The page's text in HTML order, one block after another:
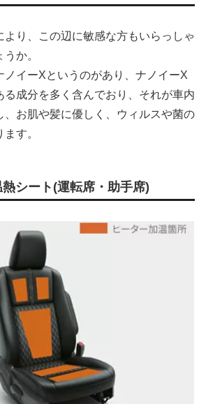
より、この辺に敏感な方もいらっしゃ
か。
ノイーXというのがあり、ナノイーX
る成分を多く含んでおり、それが車内
、お肌や髪に優しく、ウィルスや菌の
す。
シート(運転席・助手席)